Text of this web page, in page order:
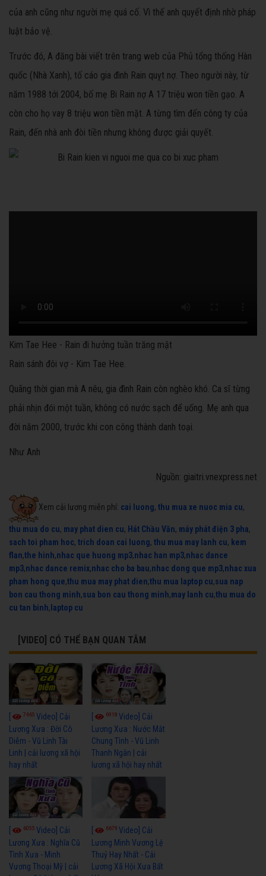
của anh cũng như người mẹ quá cố. Vì thế anh quyết định nhờ pháp
luật bảo vệ.
Trước đó, A đăng bài viết trên trang web của Phủ tổng thống Hàn
quốc (Nhà Xanh), tố cáo gia đình Rain quỵt nợ. Theo người này, từ
năm 1988 tới 2004, bố mẹ Bi Rain nợ A 17 triệu won tiền gạo. A
còn cho họ vay 8 triệu won tiền mặt. A từng tìm đến công ty của
Rain, đến nhà anh đòi tiền nhưng không được giải quyết.
Kim Tae Hee - Rain đi hưởng tuần trăng mật
Rain sánh đôi vợ - Kim Tae Hee.
Quãng thời gian mà A nêu, gia đình Rain còn nghèo khó. Ca sĩ từng
phải nhịn đói một tuần, không có nước sạch để uống. Mẹ anh qua
đời năm 2000, trước khi con công thành danh toại.
Như Anh
Nguồn: giaitri.vnexpress.net
Xem cải lương miễn phí: cai luong, thu mua xe nuoc mia cu,
thu mua do cu, may phat dien cu, Hát Chầu Văn, máy phát điện 3 pha,
sach toi pham hoc, trich doan cai luong, thu mua may lanh cu, kem
flan,the hinh,nhac que huong mp3,nhac han mp3,nhac dance
mp3,nhac dance remix,nhac cho ba bau,nhac dong que mp3,nhac xua
pham hong que,thu mua may phat dien,thu mua laptop cu,sua nap
bon cau thong minh,sua bon cau thong minh,may lanh cu,thu mua do
cu tan binh, laptop cu
[VIDEO] CÓ THỂ BẠN QUAN TÂM
7665 Video] Cải
Lương Xưa : Đời Cô
Diễm - Vũ Linh Tài
Linh | cải lương xã hội
hay nhất
6918Video] Cải
Lương Xưa : Nước Mắt
Chung Tình - Vũ Linh
Thanh Ngân | cải
lương xã hội hay nhất
6055 Video] Cải
Lương Xưa : Nghĩa Cũ
Tình Xưa - Minh
Vương Thoại Mỹ | cải
6679Video] Cải
Lương Minh Vương Lệ
Thuỷ Hay Nhất - Cải
Lương Xã Hội Xưa Bất